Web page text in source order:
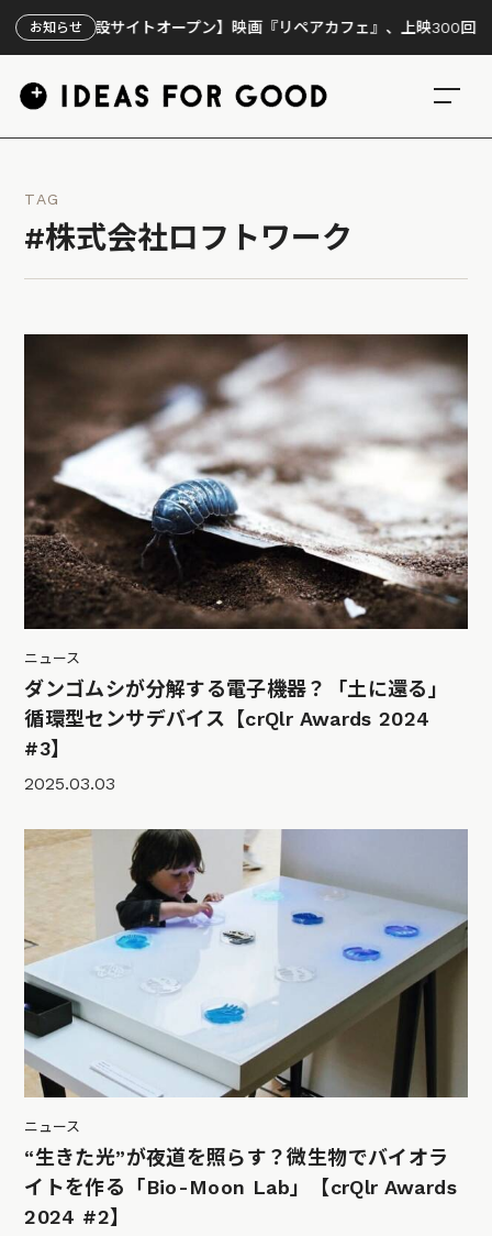
お知らせ
特設サイトオープン】映画『リペアカフェ』、上映300回の先で見え
TAG
#株式会社ロフトワーク
ニュース
ダンゴムシが分解する電子機器？「土に還る」
循環型センサデバイス【crQlr Awards 2024
#3】
2025.03.03
ニュース
“生きた光”が夜道を照らす？微生物でバイオラ
イトを作る「Bio-Moon Lab」【crQlr Awards
2024 #2】